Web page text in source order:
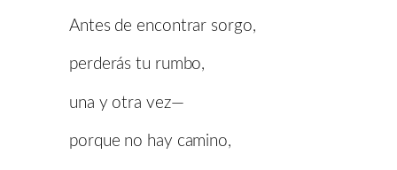
Antes de encontrar sorgo,
perderás tu rumbo,
una y otra vez—
porque no hay camino,